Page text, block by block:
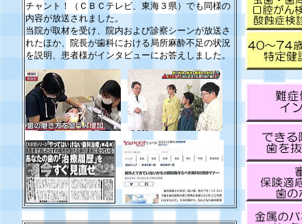
チャント！（ＣＢＣテレビ、東海３県）でも同様の
内容が放送されました。
当院が取材を受け、院内および診察シーンが放送さ
れたほか、院長が歯科における局所麻酔不足の状況
を説明、患者様がインタビューにお答えしました。